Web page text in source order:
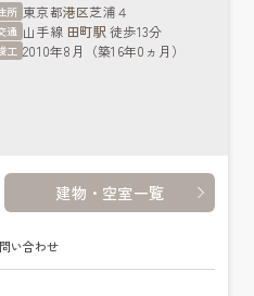
所 東京都港区芝浦４
通 山手線 田町駅 徒歩13分
工 2010年8月（築16年0ヵ月）
建物・空室一覧
い合わせ